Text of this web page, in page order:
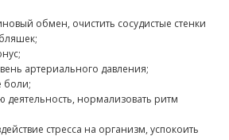
обмен, очистить сосудистые стенки
артериального давления;
боли;
деятельность, нормализовать ритм
стресса на организм, успокоить